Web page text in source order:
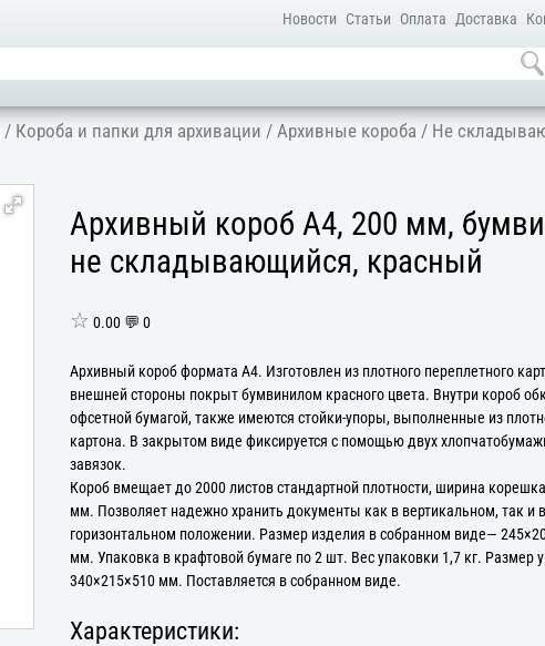
Новости Статьи Оплата Доставка
/ Короба и папки для архивации /Архивные короба / Не
Архивный короб А4, 200 мм,
не складывающийся, красный
☆ 0.00 💬 0
Архивный короб формата А4. Изготовлен из плотного переплетного
внешней стороны покрыт бумвинилом красного цвета. Внутри короб
офсетной бумагой, также имеются стойки-упоры, выполненные из
картона. В закрытом виде фиксируется с помощью двух
завязок.
Короб вмещает до 2000 листов стандартной плотности, ширина
мм. Позволяет надежно хранить документы как в вертикальном, так и в
горизонтальном положении. Размер изделия в собранном виде—
мм. Упаковка в крафтовой бумаге по 2 шт. Вес упаковки 1,7 кг. Размер
340×215×510 мм. Поставляется в собранном виде.
Характеристики: